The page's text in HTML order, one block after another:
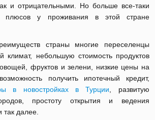
и отрицательными. Но больше все-таки
плюсов у проживания в этой стране
страны многие переселенцы
климат, небольшую стоимость продуктов
фруктов и зелени, низкие цены на
получить ипотечный кредит,
в новостройках в Турции , развитую
простоту открытия и ведения
так далее.